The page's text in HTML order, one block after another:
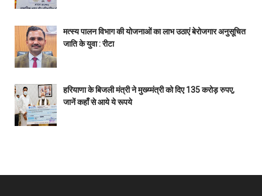
मत्स्य पालन विभाग की योजनाओं का लाभ उठाएं बेरोजगार अनुसूचित
जाति के युवा : रीटा
हरियाणा के बिजली मंत्री ने मुख्य्मंत्री को दिए 135 करोड़ रुपए,
जानें कहाँ से आये ये रूपये